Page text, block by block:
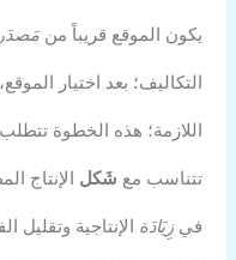
يكون الموقع قريباً من مَصدَر
التكاليف؛ بعد اختيار
اللازمة؛ هذه الخطوة
تتناسب مع شَكل الإنتاج
في زِيَادَة الإنتاجية وتقليل